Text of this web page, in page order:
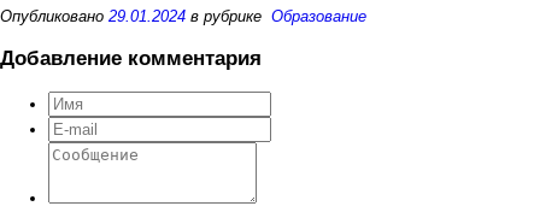
Опубликовано 29.01.2024 в рубрике Образование
Добавление комментария